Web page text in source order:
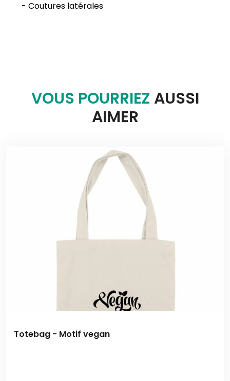
VOUS POURRIEZ AUSSI
AIMER
Totebag - Motif vegan